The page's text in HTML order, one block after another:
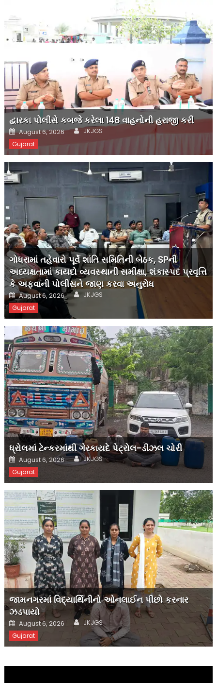
દ્વારકા પોલીસે કબજે કરેલા 148 વાહનોની હરાજી કરી
Posted
on
August 6, 2026 Author
JKJGS
Gujarat
ગોધરામાં તહેવારો પૂર્વે શાંતિ સમિતિની બેઠક, SPની
અધ્યક્ષતામાં કાયદો વ્યવસ્થાની સમીક્ષા, શંકાસ્પદ પ્રવૃત્તિ
કે અફવાની પોલીસને જાણ કરવા અનુરોધ
Posted
on
August 6, 2026 Author
JKJGS
Gujarat
ધ્રોલમાં ટેન્કરમાંથી ગેરકાયદે પેટ્રોલ-ડીઝલ ચોરી
Posted
on
August 6, 2026 Author
JKJGS
Gujarat
જામનગરમાં વિદ્યાર્થિનીનો ઓનલાઈન પીછો કરનાર
ઝડપાયો
Posted
on
August 6, 2026 Author
JKJGS
Gujarat